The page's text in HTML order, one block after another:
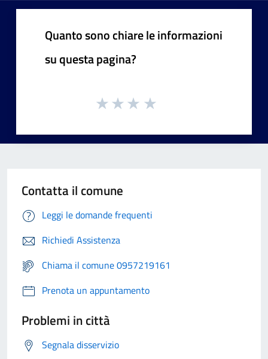
Quanto sono chiare le informazioni
su questa pagina?
Contatta il comune
Leggi le domande frequenti
Richiedi Assistenza
Chiama il comune 0957219161
Prenota un appuntamento
Problemi in città
Segnala disservizio